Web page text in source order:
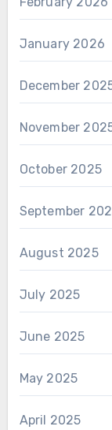
January 2026
December
November
October 2025
September
August 2025
July 2025
June 2025
May 2025
April 2025